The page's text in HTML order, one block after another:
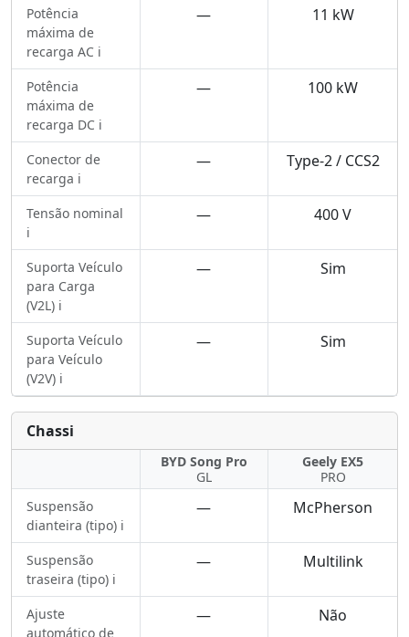
Potência
máxima de
recarga AC ℹ️
— 11 kW
Potência
máxima de
recarga DC ℹ️
— 100 kW
Conector de
recarga ℹ️
— Type-2 / CCS2
Tensão nominal
ℹ️
— 400 V
Suporta Veículo
para Carga
(V2L) ℹ️
— Sim
Suporta Veículo
para Veículo
(V2V) ℹ️
— Sim
Chassi
BYD Song Pro
GL
Geely EX5
PRO
Suspensão
dianteira (tipo) ℹ️
— McPherson
Suspensão
traseira (tipo) ℹ️
— Multilink
Ajuste
automático de
— Não